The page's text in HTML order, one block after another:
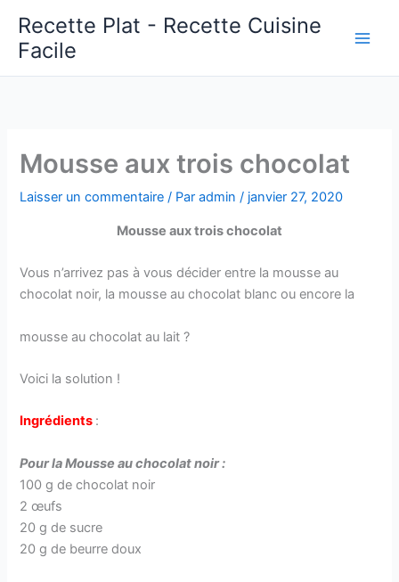
contenu
Recette Plat - Recette Cuisine
Facile
Mousse aux trois chocolat
Laisser un commentaire / Paradmin/ janvier 27, 2020
Mousse aux trois chocolat
Vous n’arrivez pas à vous décider entre la mousse au
chocolat noir, la mousse au chocolat blanc ou encore la
mousse au chocolat au lait ?
Voici la solution !
Ingrédients :
Pour la Mousse au chocolat noir :
100 g de chocolat noir
2 œufs
20 g de sucre
20 g de beurre doux